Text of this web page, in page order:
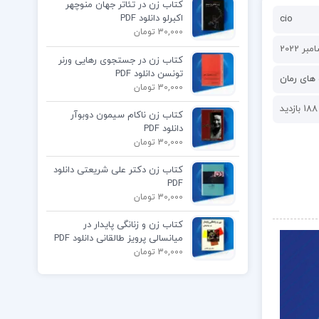
cio
رمان
188 بازدید
کتاب زن در تئاتر جهان منوچهر
اکبرلو دانلود PDF
30,000 تومان
کتاب زن در جستجوی رهایی ورنر
تونسن دانلود PDF
30,000 تومان
کتاب زن ناکام سیمون دوبوآر
دانلود PDF
30,000 تومان
کتاب زن دکتر علی شریعتی دانلود
PDF
30,000 تومان
کتاب زن و زنانگی پایدار در
میانسالی پرویز طالقانی دانلود PDF
30,000 تومان